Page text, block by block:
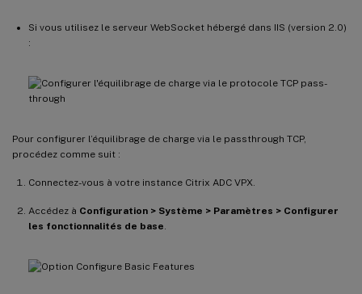
Si vous utilisez le serveur WebSocket hébergé dans IIS (version 2.0)
:
Pour configurer l’équilibrage de charge via le passthrough TCP,
procédez comme suit :
Connectez-vous à votre instance Citrix ADC VPX.
Accédez à Configuration > Système > Paramètres > Configurer
les fonctionnalités de base